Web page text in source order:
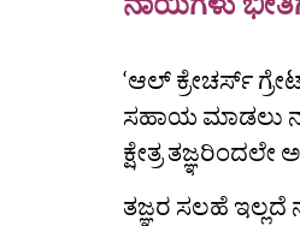
‘ಆಲ್ ಕ್ರೇಚರ್ಸ್
ಸಹಾಯ ಮಾಡಲು
ಕ್ಷೇತ್ರ
ತಜ್ಞರ ಸಲಹೆ